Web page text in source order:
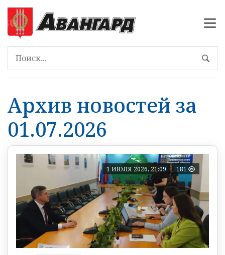
Архив новостей за
01.07.2026
1 ИЮЛЯ 2026, 21:09 181